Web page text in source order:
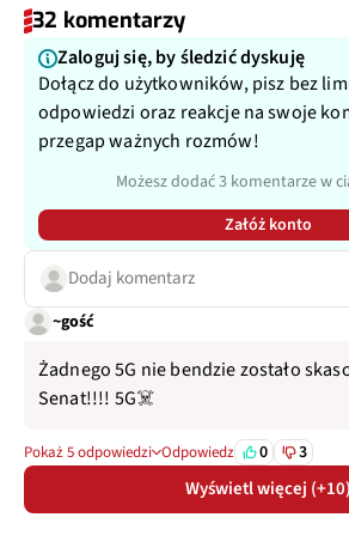
32 komentarzy
Zaloguj się, by śledzić dyskuję
Dołącz do użytkowników, pisz bez
odpowiedzi oraz reakcje na swoje
przegap ważnych rozmów!
Możesz dodać 3 komentarze w
Załóż konto
Dodaj komentarz
~gość
Żadnego 5G nie bendzie zostało
Senat!!!! 5G☠️
Pokaż 5 odpowiedzi Odpowiedz 0 3
Wyświetl więcej (+10)